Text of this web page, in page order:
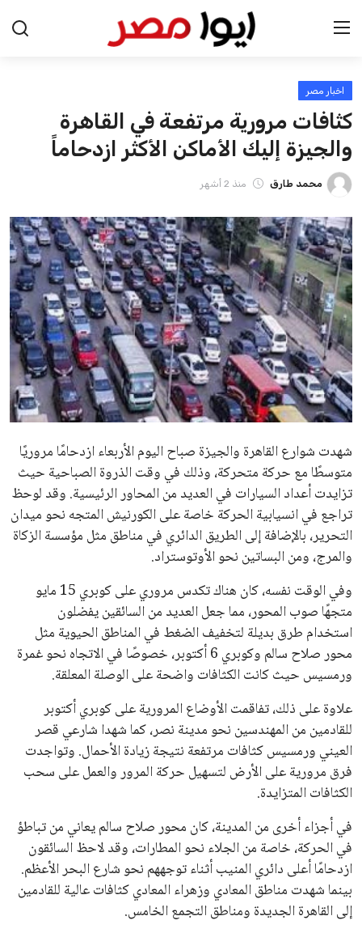
الرئيسية
اخبار مصر
عرب وعالم
اقتصاد
اخبار الرياضة
منوعات
فن وثقافة
علوم وتكنولوجيا
المرأة والجمال
حوادث
محافظات
اخبار مصر
كثافات مرورية مرتفعة في القاهرة
والجيزة إليك الأماكن الأكثر ازدحاماً
محمد طارق منذ 2 أشهر
شهدت شوارع القاهرة والجيزة صباح اليوم الأربعاء ازدحامًا مروريًا
متوسطًا مع حركة متحركة، وذلك في وقت الذروة الصباحية حيث
تزايدت أعداد السيارات في العديد من المحاور الرئيسية. وقد لوحظ
تراجع في انسيابية الحركة خاصة على الكورنيش المتجه نحو ميدان
التحرير، بالإضافة إلى الطريق الدائري في مناطق مثل مؤسسة الزكاة
والمرج، ومن البساتين نحو الأوتوستراد.
وفي الوقت نفسه، كان هناك تكدس مروري على كوبري 15 مايو
متجهًا صوب المحور، مما جعل العديد من السائقين يفضلون
استخدام طرق بديلة لتخفيف الضغط في المناطق الحيوية مثل
محور صلاح سالم وكوبري 6 أكتوبر، خصوصًا في الاتجاه نحو غمرة
ورمسيس حيث كانت الكثافات واضحة على الوصلة المعلقة.
علاوة على ذلك، تفاقمت الأوضاع المرورية على كوبري أكتوبر
للقادمين من المهندسين نحو مدينة نصر، كما شهدا شارعي قصر
العيني ورمسيس كثافات مرتفعة نتيجة زيادة الأحمال. وتواجدت
فرق مرورية على الأرض لتسهيل حركة المرور والعمل على سحب
الكثافات المتزايدة.
في أجزاء أخرى من المدينة، كان محور صلاح سالم يعاني من تباطؤ
في الحركة، خاصة من الجلاء نحو المطارات، وقد لاحظ السائقون
ازدحامًا أعلى دائري المنيب أثناء توجههم نحو شارع البحر الأعظم.
بينما شهدت مناطق المعادي وزهراء المعادي كثافات عالية للقادمين
إلى القاهرة الجديدة ومناطق التجمع الخامس.